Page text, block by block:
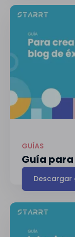
GUÍAS
Guía
Descargar